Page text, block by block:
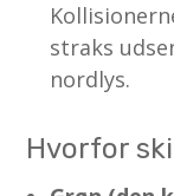
straks
nordlys.
Hvorfor